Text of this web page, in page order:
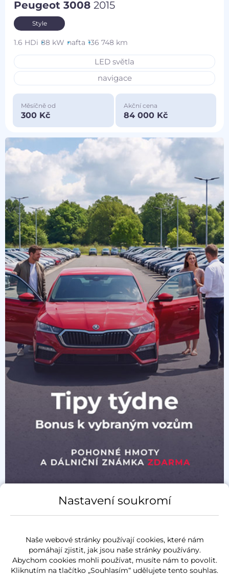
Peugeot 30082015
Style
1.6 HDi 88 kW nafta 136 748 km
LED světla
navigace
Měsíčně od
300 Kč
Akční cena
84 000 Kč
Nastavení soukromí
Naše webové stránky používají cookies, které nám
pomáhají zjistit, jak jsou naše stránky používány.
Abychom cookies mohli používat, musíte nám to povolit.
Kliknutím na tlačítko „Souhlasím“ udělujete tento souhlas.